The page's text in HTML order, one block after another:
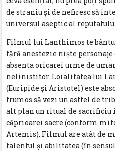
de straniu şi de nefiresc să
universul aseptic al
Filmul lui Lanthimos te
fără anestezie nişte
absenta oricarei urme de
nelinistitor. Loialitatea lui
(Euripide şi Aristotel) este
frumos să vezi un astfel de
alt plan un ritual de sacrificiu
căprioarei sacre (conform
Artemis). Filmul are atât de
talentul şi abilitatea (în